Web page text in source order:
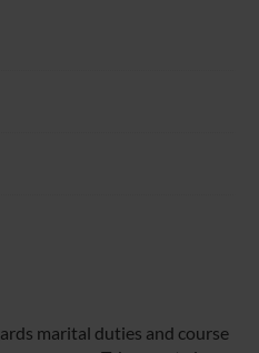
marital duties and course